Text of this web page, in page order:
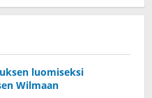
luomiseksi
Wilmaan